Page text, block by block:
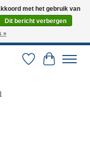
via PostNL en DHL.
te maken. 0251-
Verlanglijst
met het gebruik van
Dit bericht verbergen
»